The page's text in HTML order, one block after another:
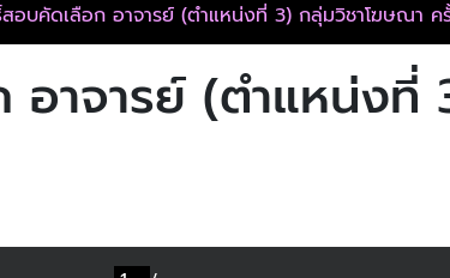
อบคัดเลือก อาจารย์ (ตำแหน่งที่ 3) กลุ่มวิชาโฆษณา ค
าจารย์ (ตำแหน่งที่